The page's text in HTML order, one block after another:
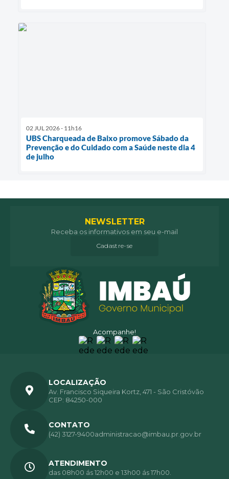
02 JUL 2026 - 11h16
UBS Charqueada de Baixo promove Sábado da
Prevenção e do Cuidado com a Saúde neste dia 4
de julho
Acompanhe!
NEWSLETTER
Receba os informativos em seu e-mail
Cadastre-se
LOCALIZAÇÃO
Av. Francisco Siqueira Kortz, 471 - São Cristóvão
CEP: 84250-000
CONTATO
(42) 3127-9400administracao@imbau.pr.gov.br
ATENDIMENTO
das 08h00 ás 12h00 e 13h00 ás 17h00.